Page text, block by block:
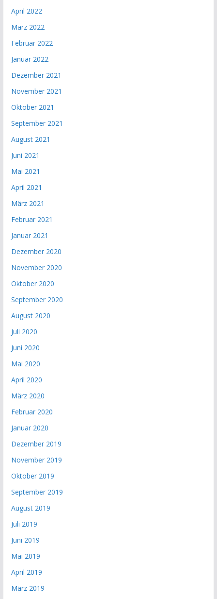
April 2022
März 2022
Februar 2022
Januar 2022
Dezember 2021
November 2021
Oktober 2021
September 2021
August 2021
Juni 2021
Mai 2021
April 2021
März 2021
Februar 2021
Januar 2021
Dezember 2020
November 2020
Oktober 2020
September 2020
August 2020
Juli 2020
Juni 2020
Mai 2020
April 2020
März 2020
Februar 2020
Januar 2020
Dezember 2019
November 2019
Oktober 2019
September 2019
August 2019
Juli 2019
Juni 2019
Mai 2019
April 2019
März 2019